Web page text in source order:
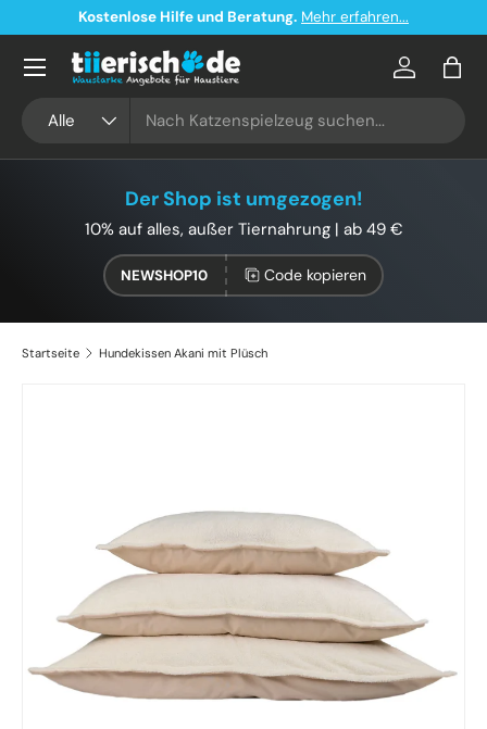
Direkt zum Inhalt
Hilfe und Beratung. Mehr erfahren... Kostenloser
Alle
Konto
Der Shop ist umgezogen!
10% auf alles, außer Tiernahrung | ab 49 €
NEWSHOP10 Code kopieren
Startseite Hundekissen Akani mit Plüsch